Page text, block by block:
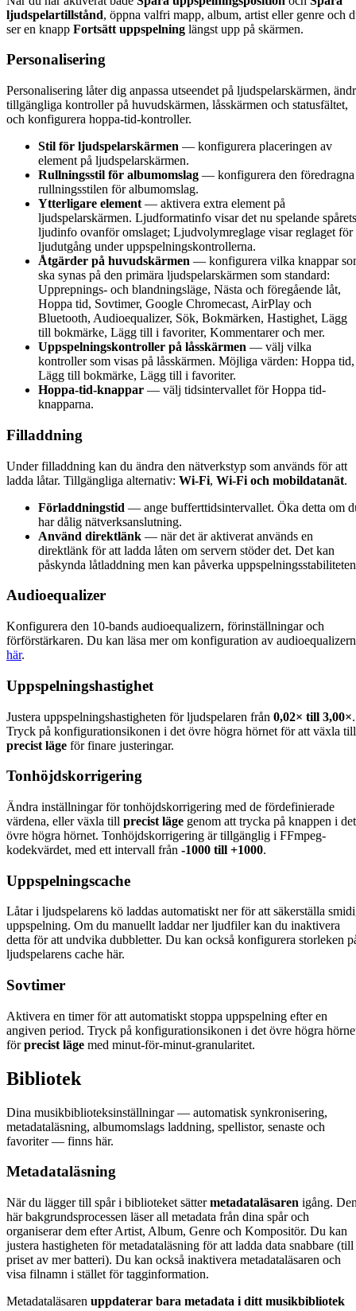
ljudspelartillstånd, öppna valfri mapp, album, artist eller genre och
ser en knapp Fortsätt uppspelning längst upp på skärmen.
Personalisering
Personalisering låter dig anpassa utseendet på ljudspelarskärmen,
tillgängliga kontroller på huvudskärmen, låsskärmen och statusfältet,
och konfigurera hoppa-tid-kontroller.
Stil för ljudspelarskärmen — konfigurera placeringen av
element på ljudspelarskärmen.
Rullningsstil för albumomslag — konfigurera den föredragna
rullningsstilen för albumomslag.
Ytterligare element — aktivera extra element på
ljudspelarskärmen. Ljudformatinfo visar det nu spelande spårets
ljudinfo ovanför omslaget; Ljudvolymreglage visar reglaget för
ljudutgång under uppspelningskontrollerna.
Åtgärder på huvudskärmen — konfigurera vilka knappar
ska synas på den primära ljudspelarskärmen som standard:
Upprepnings- och blandningsläge, Nästa och föregående låt,
Hoppa tid, Sovtimer, Google Chromecast, AirPlay och
Bluetooth, Audioequalizer, Sök, Bokmärken, Hastighet, Lägg
till bokmärke, Lägg till i favoriter, Kommentarer och mer.
Uppspelningskontroller på låsskärmen — välj vilka
kontroller som visas på låsskärmen. Möjliga värden: Hoppa tid,
Lägg till bokmärke, Lägg till i favoriter.
Hoppa-tid-knappar — välj tidsintervallet för Hoppa tid-
knapparna.
Filladdning
Under filladdning kan du ändra den nätverkstyp som används för att
ladda låtar. Tillgängliga alternativ: Wi-Fi, Wi-Fi och mobildatanät.
Förladdningstid — ange bufferttidsintervallet. Öka detta om
har dålig nätverksanslutning.
Använd direktlänk — när det är aktiverat används en
direktlänk för att ladda låten om servern stöder det. Det kan
påskynda låtladdning men kan påverka
Audioequalizer
Konfigurera den 10-bands audioequalizern, förinställningar och
förförstärkaren. Du kan läsa mer om konfiguration av audioequalizern
här.
Uppspelningshastighet
Justera uppspelningshastigheten för ljudspelaren från 0,02× till 3,00×.
Tryck på konfigurationsikonen i det övre högra hörnet för att växla till
precist läge för finare justeringar.
Tonhöjdskorrigering
Ändra inställningar för tonhöjdskorrigering med de fördefinierade
värdena, eller växla till precist läge genom att trycka på knappen i det
övre högra hörnet. Tonhöjdskorrigering är tillgänglig i FFmpeg-
kodekvärdet, med ett intervall från -1000 till +1000.
Uppspelningscache
Låtar i ljudspelarens kö laddas automatiskt ner för att säkerställa
uppspelning. Om du manuellt laddar ner ljudfiler kan du inaktivera
detta för att undvika dubbletter. Du kan också konfigurera storleken
ljudspelarens cache här.
Sovtimer
Aktivera en timer för att automatiskt stoppa uppspelning efter en
angiven period. Tryck på konfigurationsikonen i det övre högra
förprecist läge med minut-för-minut-granularitet.
Bibliotek
Dina musikbiblioteksinställningar — automatisk synkronisering,
metadataläsning, albumomslags laddning, spellistor, senaste och
favoriter — finns här.
Metadataläsning
När du lägger till spår i biblioteket sättermetadataläsaren igång.
här bakgrundsprocessen läser all metadata från dina spår och
organiserar dem efter Artist, Album, Genre och Kompositör. Du kan
justera hastigheten för metadataläsning för att ladda data snabbare (till
priset av mer batteri). Du kan också inaktivera metadataläsaren och
visa filnamn i stället för tagginformation.
Metadataläsaren uppdaterar bara metadata i ditt musikbibliotek